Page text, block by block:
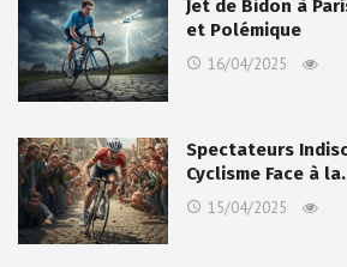
Jet de Bidon à
et Polémique
16/04/2025
Spectateurs
Cyclisme Face à
15/04/2025